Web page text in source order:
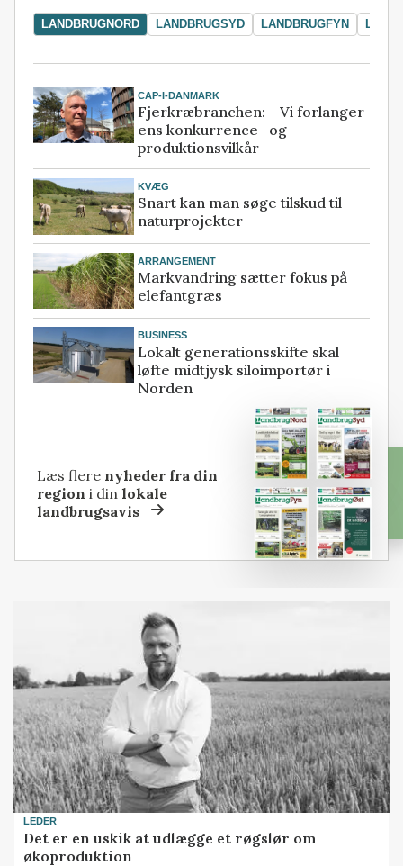
LANDBRUGNORD LANDBRUGSYD LANDBRUGFYN
CAP-I-DANMARK
Fjerkræbranchen: - Vi forlanger
ens konkurrence- og
produktionsvilkår
KVÆG
Snart kan man søge tilskud til
naturprojekter
ARRANGEMENT
Markvandring sætter fokus på
elefantgræs
BUSINESS
Lokalt generationsskifte skal
løfte midtjysk siloimportør i
Norden
Læs flere nyheder fra din
region i dinlokale
landbrugsavis
LEDER
Det er en uskik at udlægge et røgslør om
økoproduktion